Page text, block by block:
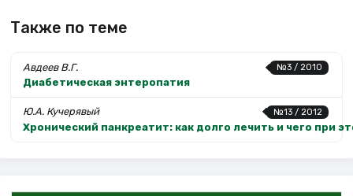
Также по теме
№3 / 2010
Авдеев В.Г.
Диабетическая энтеропатия
№13 / 2012
Ю.А. Кучерявый
Хронический панкреатит: как долго лечить и чего при